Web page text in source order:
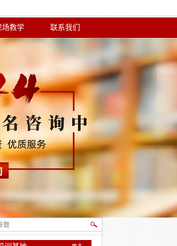
场教学 联系我们